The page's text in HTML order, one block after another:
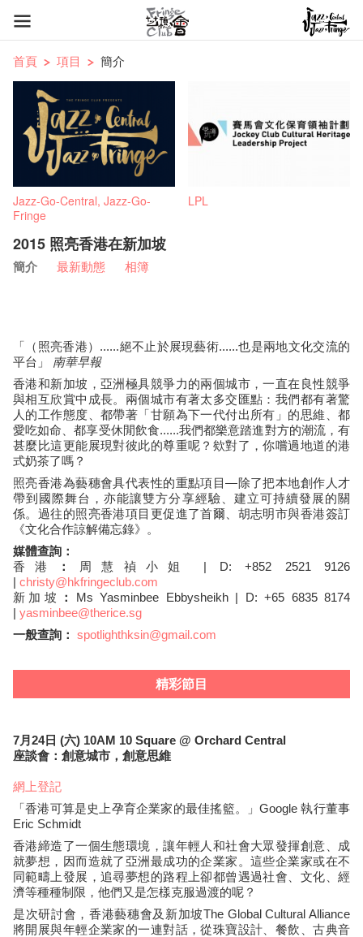
首頁 項目 簡介
Jazz-Go-Central, Jazz-Go-
Fringe
LPL
2015 照亮香港在新加坡
簡介 最新動態 相簿
「（照亮香港）......絕不止於展現藝術......也是兩地文化交流的
平台」
南華早報
香港和新加坡，亞洲極具競爭力的兩個城市，一直在良性競爭
與相互欣賞中成長。兩個城市有著太多交匯點：我們都有著驚
人的工作態度、都帶著「甘願為下一代付出所有」的思維、都
愛吃如命、都享受休閒飲食......我們都樂意踏進對方的潮流，有
甚麼比這更能展現對彼此的尊重呢？欸對了，你嚐過地道的港
式奶茶了嗎？
照亮香港為藝穗會具代表性的重點項目—除了把本地創作人才
帶到國際舞台，亦能讓雙方分享經驗、建立可持續發展的關
係。過往的照亮香港項目更促進了首爾、胡志明市與香港簽訂
《文化合作諒解備忘錄》。
媒體查詢：
香港
：
周慧禎小姐 | D: +852 2521 9126
| christy@hkfringeclub.com
新加坡
： Ms Yasminbee Ebbysheikh | D: +65 6835 8174
| yasminbee@therice.sg
一般查詢： spotlighthksin@gmail.com
精彩節目
7月24日 (六) 10AM 10 Square @ Orchard Central
座談會：創意城市，創意思維
網上登記
「香港可算是史上孕育企業家的最佳搖籃。」Google 執行董事
Eric Schmidt
香港締造了一個生態環境，讓年輕人和社會大眾發揮創意、成
就夢想，因而造就了亞洲最成功的企業家。這些企業家或在不
同範疇上發展，追尋夢想的路程上卻都曾遇過社會、文化、經
濟等種種制限，他們又是怎樣克服過渡的呢？
是次研討會，香港藝穗會及新加坡The Global Cultural Alliance
將開展與年輕企業家的一連對話，從珠寶設計、餐飲、古典音